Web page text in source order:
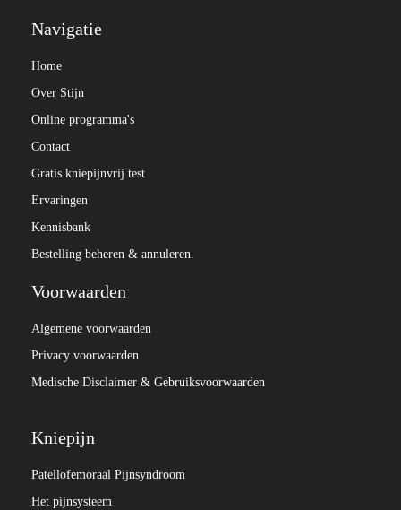
Navigatie
Home
Over Stijn
Online programma's
Contact
Gratis kniepijnvrij test
Ervaringen
Kennisbank
Bestelling beheren & annuleren.
Voorwaarden
Algemene voorwaarden
Privacy voorwaarden
Medische Disclaimer & Gebruiksvoorwaarden
Kniepijn
Patellofemoraal Pijnsyndroom
Het pijnsysteem